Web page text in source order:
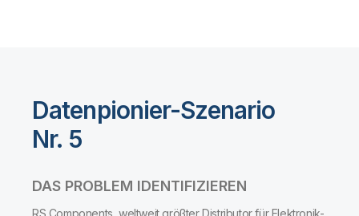
Datenpionier-Szenario
Nr. 5
DAS PROBLEM IDENTIFIZIEREN